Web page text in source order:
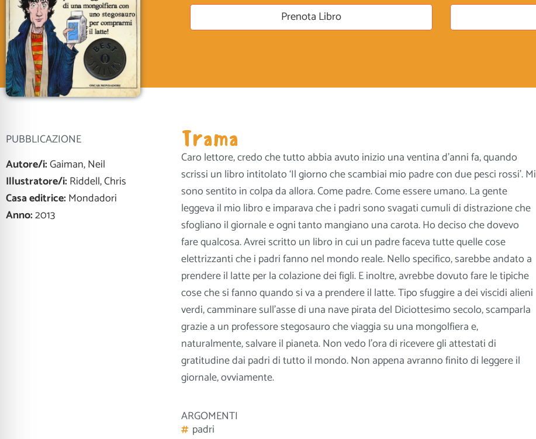
Prenota Libro
PUBBLICAZIONE
Autore/i:Gaiman, Neil
Illustratore/i:Riddell, Chris
Casa editrice:Mondadori
Anno:2013
Trama
Caro lettore, credo che tutto abbia avuto inizio una ventina d’anni fa, quando
scrissi un libro intitolato ‘Il giorno che scambiai mio padre con due pesci rossi’. Mi
sono sentito in colpa da allora. Come padre. Come essere umano. La gente
leggeva il mio libro e imparava che i padri sono svagati cumuli di distrazione che
sfogliano il giornale e ogni tanto mangiano una carota. Ho deciso che dovevo
fare qualcosa. Avrei scritto un libro in cui un padre faceva tutte quellecose
elettrizzanti che i padri fanno nel mondo reale. Nello specifico, sarebbe andato a
prendere il latte per la colazione dei figli. E inoltre, avrebbe dovuto fare le tipiche
cose che si fanno quando si va a prendere il latte. Tipo sfuggire a dei viscidi alieni
verdi, camminare sull’asse di una nave pirata del Diciottesimo secolo, scamparla
grazie a un professore stegosauro che viaggia su una mongolfiera e,
naturalmente, salvare il pianeta. Non vedo l’ora di ricevere gli attestati di
gratitudine dai padri di tutto il mondo. Non appena avranno finito di leggere il
giornale, ovviamente.
ARGOMENTI
padri